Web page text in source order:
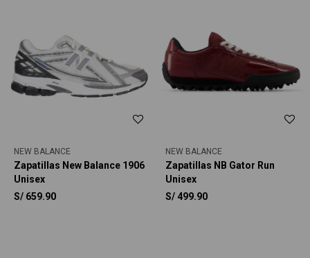
NEW BALANCE
Zapatillas New Balance 1906
Unisex
S/ 659.90
NEW BALANCE
Zapatillas NB Gator Run
Unisex
S/ 499.90